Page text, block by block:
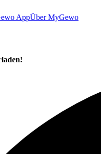
AppÜber MyGewo